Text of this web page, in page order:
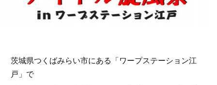
茨城県つくばみらい市にある「ワープステーション江
戸」で